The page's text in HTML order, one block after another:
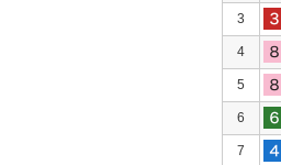
3
4
5
6
7